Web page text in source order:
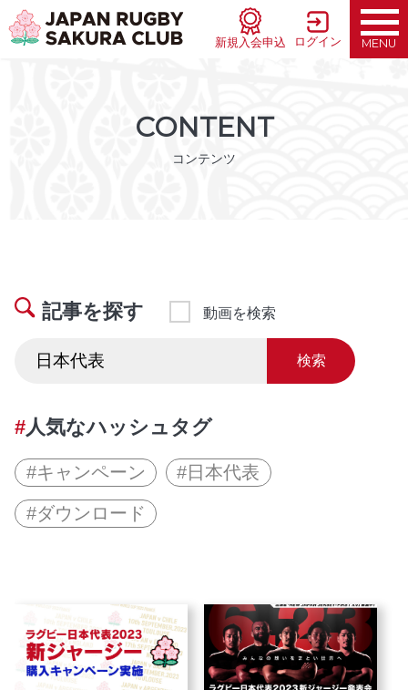
新規入会申込 ログイン MENU
CONTENT
コンテンツ
記事を探す 動画を検索
検索
人気なハッシュタグ
キャンペーン 日本代表
ダウンロード